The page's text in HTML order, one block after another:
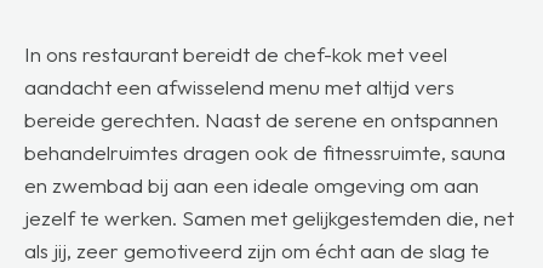
In ons restaurant bereidt de chef-kok met veel
aandacht een afwisselend menu met altijd vers
bereide gerechten. Naast de serene en ontspannen
behandelruimtes dragen ook de fitnessruimte, sauna
en zwembad bij aan een ideale omgeving om aan
jezelf te werken. Samen met gelijkgestemden die, net
als jij, zeer gemotiveerd zijn om écht aan de slag te